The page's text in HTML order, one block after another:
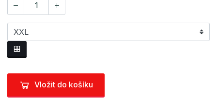
Vložit do košíku